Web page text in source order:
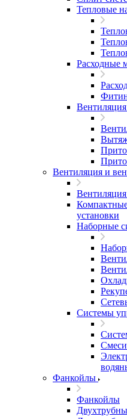
Тепловые
Расходные
Вентиляция
Вентиляция и
установки
Наборные
Системы
Фанкойлы
Фанкойлы